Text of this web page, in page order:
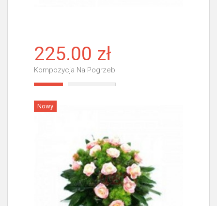
225.00 zł
Kompozycja Na Pogrzeb
Nowy